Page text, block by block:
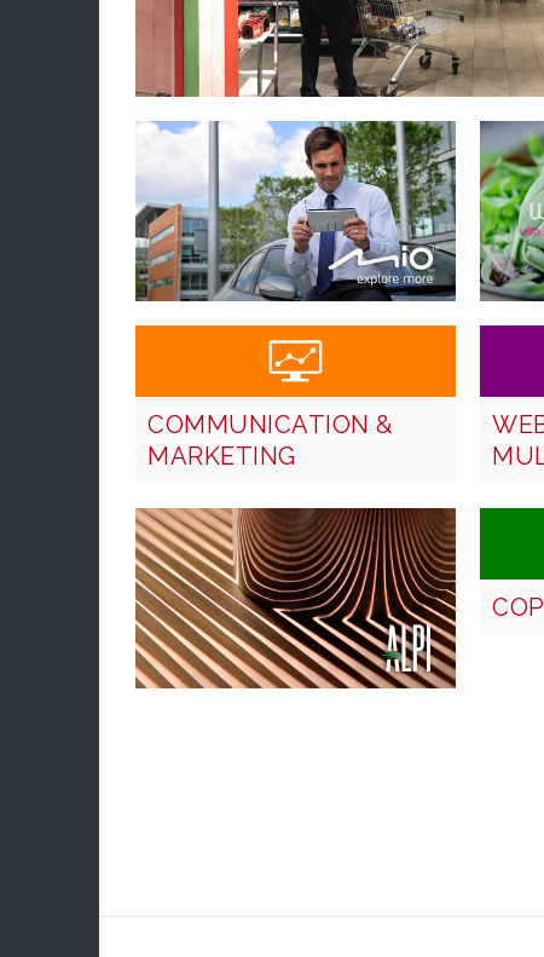
COMMUNICATION &
MARKETING